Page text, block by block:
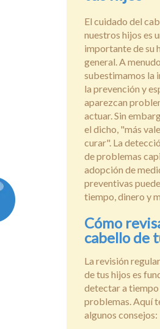
El cuidado del
nuestros hijos es
importante de su
general. A
subestimamos la
la prevención y
aparezcan
actuar. Sin
el dicho, "más
curar". La
de problemas
adopción de
preventivas
tiempo, dinero y
Cómo
cabello de
La revisión
de tus hijos es
detectar a
problemas. Aquí
algunos consejos: